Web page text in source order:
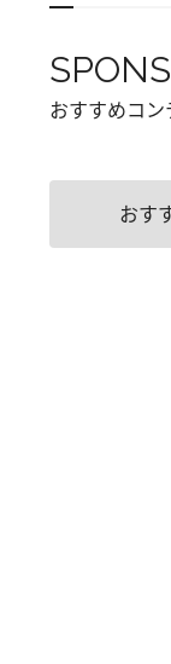
おすすめコン
おす